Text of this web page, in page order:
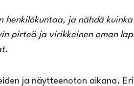
ja nähdä
pirteä ja virikkeinen oman
ja näytteenoton aikana.